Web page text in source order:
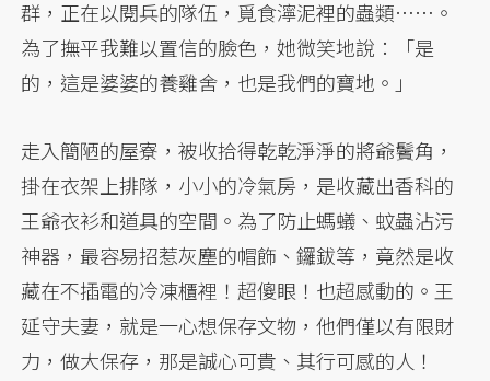
群，正在以閱兵的隊伍，覓食濘泥裡的蟲類……。
為了撫平我難以置信的臉色，她微笑地說：「是
的，這是婆婆的養雞舍，也是我們的寶地。」
走入簡陋的屋寮，被收拾得乾乾淨淨的將爺鬢角，
掛在衣架上排隊，小小的冷氣房，是收藏出香科的
王爺衣衫和道具的空間。為了防止螞蟻、蚊蟲沾污
神器，最容易招惹灰塵的帽飾、鑼鈸等，竟然是收
藏在不插電的冷凍櫃裡！超傻眼！也超感動的。王
延守夫妻，就是一心想保存文物，他們僅以有限財
力，做大保存，那是誠心可貴、其行可感的人！